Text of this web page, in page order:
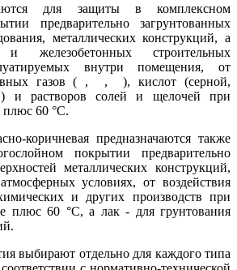
для защиты в комплексном
предварительно загрунтованных
металлических конструкций, а
железобетонных строительных
внутри помещения, от
газов ( , , ), кислот (серной,
и растворов солей и щелочей при
60 °C.
коричневая предназначаются также
покрытии предварительно
металлических конструкций,
условиях, от воздействия
и других производств при
плюс 60 °C, а лак - для грунтования
выбирают отдельно для каждого типа